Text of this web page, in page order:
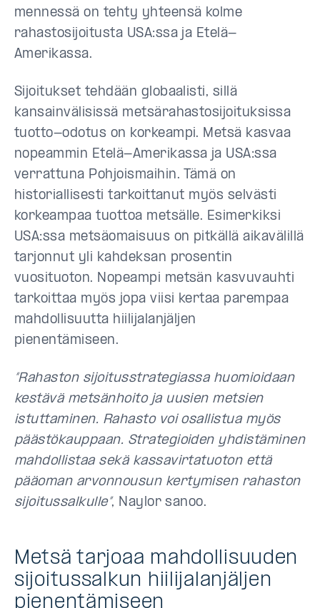
mennessä on tehty yhteensä kolme
rahastosijoitusta USA:ssa ja Etelä-
Amerikassa.
Sijoitukset tehdään globaalisti, sillä
kansainvälisissä metsärahastosijoituksissa
tuotto-odotus on korkeampi. Metsä kasvaa
nopeammin Etelä-Amerikassa ja USA:ssa
verrattuna Pohjoismaihin. Tämä on
historiallisesti tarkoittanut myös selvästi
korkeampaa tuottoa metsälle. Esimerkiksi
USA:ssa metsäomaisuus on pitkällä aikavälillä
tarjonnut yli kahdeksan prosentin
vuosituoton. Nopeampi metsän kasvuvauhti
tarkoittaa myös jopa viisi kertaa parempaa
mahdollisuutta hiilijalanjäljen
pienentämiseen.
“Rahaston sijoitusstrategiassa huomioidaan
kestävä metsänhoito ja uusien metsien
istuttaminen. Rahasto voi osallistua myös
päästökauppaan. Strategioiden yhdistäminen
mahdollistaa sekä kassavirtatuoton että
pääoman arvonnousun kertymisen rahaston
sijoitussalkulle”, Naylor sanoo.
Metsä tarjoaa mahdollisuuden
sijoitussalkun hiilijalanjäljen
pienentämiseen